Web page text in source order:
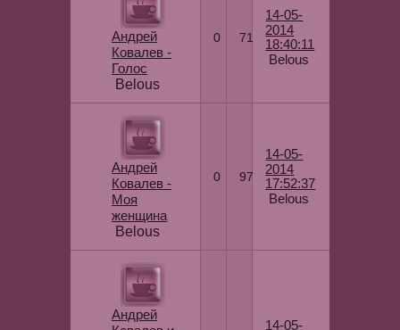
Андрей
Ковалев -
Голос
Belous
0 71
14-05-
2014
18:40:11
Belous
Андрей
Ковалев -
Моя
женщина
Belous
0 97
14-05-
2014
17:52:37
Belous
Андрей
14-05-